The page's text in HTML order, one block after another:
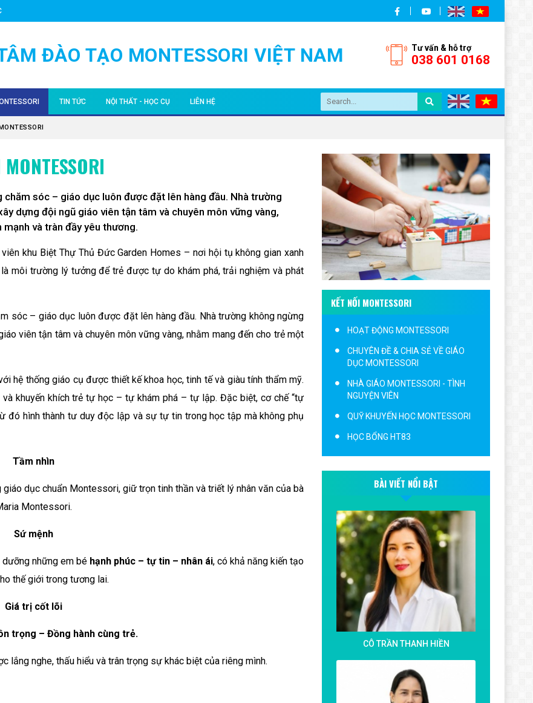
ĐÀO TẠO MONTESSORI VIỆT NAM Tư vấn & hỗ trợ
038 601 0168
TUỔI
AMI
RA
MONTESSORI
- TÌNH NGUYỆN VIÊN
HỌC MONTESSORI
HT83
TIN TỨC
VIDEO / CLIP
BLOG
TUYỂN DỤNG / CƠ HỘI VIỆC LÀM
NỘI THẤT - HỌC CỤ
HỌC CỤ MONTESSORI NHẬP KHẨU (3-6)
PHỤ KIỆN VIỆT NAM
LIÊN HỆ
sóc – giáo dục luôn được đặt lên hàng đầu. Nhà trường
dựng đội ngũ giáo viên tận tâm và chuyên môn vững vàng,
và tràn đầy yêu thương.
khu Biệt Thự Thủ Đức Garden Homes – nơi hội tụ không gian xanh
môi trường lý tưởng để trẻ được tự do khám phá, trải nghiệm và phát
sóc – giáo dục luôn được đặt lên hàng đầu. Nhà trường không ngừng
viên tận tâm và chuyên môn vững vàng, nhằm mang đến cho trẻ một
hệ thống giáo cụ được thiết kế khoa học, tinh tế và giàu tính thẩm mỹ.
khuyến khích trẻ tự học – tự khám phá – tự lập. Đặc biệt, cơ chế “tự
đó hình thành tư duy độc lập và sự tự tin trong học tập mà không phụ
Tầm nhìn
dục chuẩn Montessori, giữ trọn tinh thần và triết lý nhân văn của bà
Montessori.
Sứ mệnh
những em bé hạnh phúc – tự tin – nhân ái, có khả năng kiến tạo
thế giới trong tương lai.
Giá trị cốt lõi
trọng – Đồng hành cùng trẻ.
lắng nghe, thấu hiểu và trân trọng sự khác biệt của riêng mình.
KẾT NỐI MONTESSORI
HOẠT ĐỘNG MONTESSORI
CHUYÊN ĐỀ & CHIA SẺ VỀ GIÁO
DỤC MONTESSORI
NHÀ GIÁO MONTESSORI - TÌNH
NGUYỆN VIÊN
QUỸ KHUYẾN HỌC MONTESSORI
HỌC BỔNG HT83
BÀI VIẾT NỔI BẬT
CÔ TRẦN THANH HIỀN